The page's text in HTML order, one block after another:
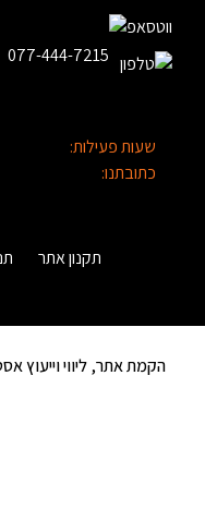
077-444-7215
שעות פעילות:
כתובתנו:
תקנון אתר
הקמת אתר, ליווי וייעוץ